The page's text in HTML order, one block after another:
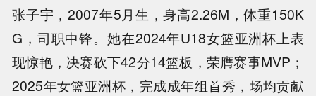
张子宇，2007年5月生，身高2.26M，体重150K
G，司职中锋。她在2024年U18女篮亚洲杯上表
现惊艳，决赛砍下42分14篮板，荣膺赛事MVP；
2025年女篮亚洲杯，完成成年组首秀，场均贡献